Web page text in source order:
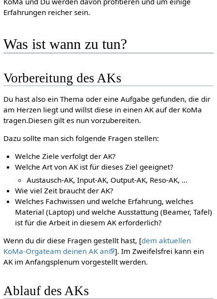
Erfahrungen reicher sein.
Was ist wann zu tun?
Vorbereitung des AKs
Du hast also ein Thema oder eine Aufgabe gefunden, die dir
am Herzen liegt und willst diese in einen AK auf der KoMa
tragen.Diesen gilt es nun vorzubereiten.
Dazu sollte man sich folgende Fragen stellen:
Welche Ziele verfolgt der AK?
Welche Art von AK ist für dieses Ziel geeignet?
Austausch-AK, Input-AK, Output-AK, Reso-AK, ...
Wie viel Zeit braucht der AK?
Welches Fachwissen und welche Erfahrung, welches
Material (Laptop) und welche Ausstattung (Beamer, Tafel)
ist für die Arbeit in diesem AK erforderlich?
Wenn du dir diese Fragen gestellt hast, [dem aktuellen
KoMa-Orgateam deinen AK an
]. Im Zweifelsfrei kann ein
AK im Anfangsplenum vorgestellt werden.
Ablauf des AKs